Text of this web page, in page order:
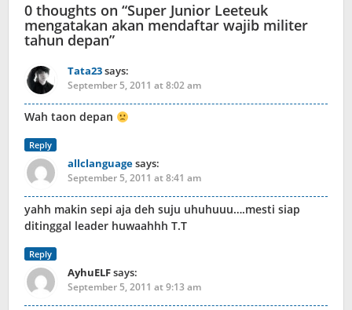
0 thoughts on “Super Junior Leeteuk
mengatakan akan mendaftar wajib militer
tahun depan”
Tata23says:
September 5, 2011 at 8:02 am
Wah taon depan
Reply
allclanguagesays:
September 5, 2011 at 8:41 am
yahh makin sepi aja deh suju uhuhuuu….mesti siap
ditinggal leader huwaahhh T.T
Reply
AyhuELFsays:
September 5, 2011 at 9:13 am